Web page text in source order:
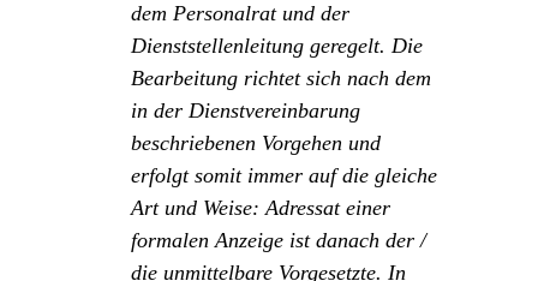
dem Personalrat und der
Dienststellenleitung geregelt. Die
Bearbeitung richtet sich nach dem
in der Dienstvereinbarung
beschriebenen Vorgehen und
erfolgt somit immer auf die gleiche
Art und Weise: Adressat einer
formalen Anzeige ist danach der /
die unmittelbare Vorgesetzte. In